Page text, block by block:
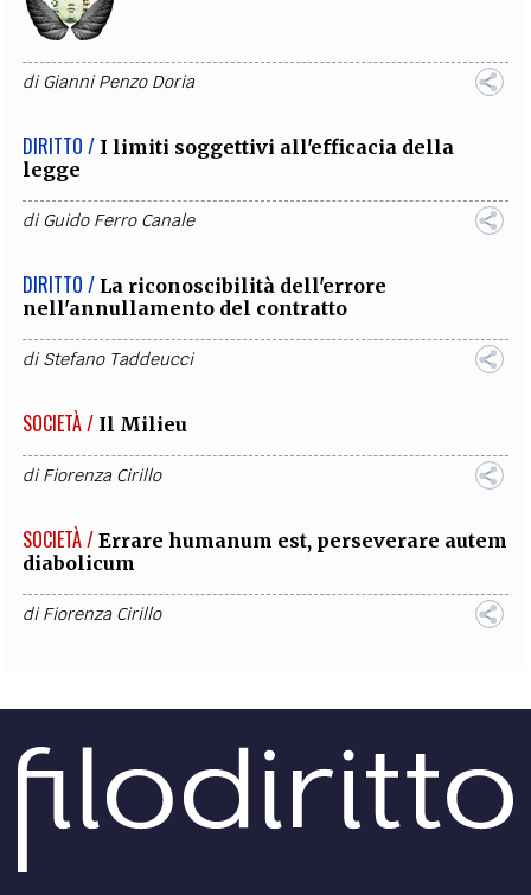
diGianni Penzo Doria
DIRITTO / I limiti soggettivi all'efficacia della
legge
diGuido Ferro Canale
DIRITTO / La riconoscibilità dell'errore
nell'annullamento del contratto
diStefano Taddeucci
SOCIETÀ / Il Milieu
diFiorenza Cirillo
SOCIETÀ / Errare humanum est, perseverare autem
diabolicum
diFiorenza Cirillo